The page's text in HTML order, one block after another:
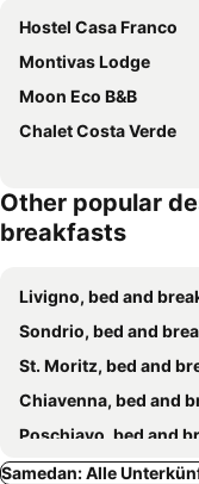
Hostel Casa Franco
Montivas Lodge
Moon Eco B&B
Chalet Costa Verde
Other popular
breakfasts
Livigno, bed and
Sondrio, bed and
St. Moritz, bed and
Chiavenna, bed and
Poschiavo, bed and
Thusis, bed and
Samedan: Alle